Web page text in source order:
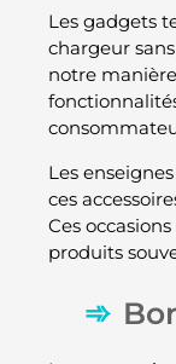
Les gadgets
chargeur
notre
Les
ces
Ces
produits